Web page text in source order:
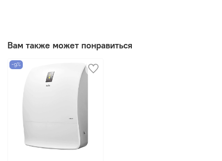
Вам также может понравиться
-9%